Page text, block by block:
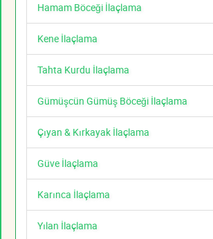
Hamam Böceği İlaçlama
Kene İlaçlama
Tahta Kurdu İlaçlama
Gümüşcün Gümüş Böceği İlaçlama
Çıyan & Kırkayak İlaçlama
Güve İlaçlama
Karınca İlaçlama
Yılan İlaçlama